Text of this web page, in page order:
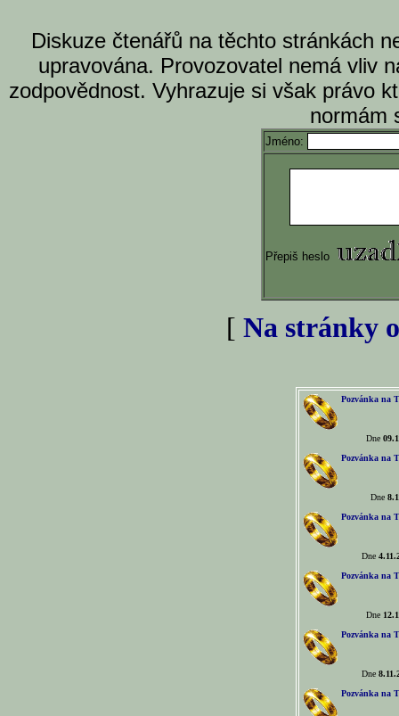
Diskuze čtenářů na těchto stránkách
upravována. Provozovatel nemá vliv
zodpovědnost. Vyhrazuje si však právo
normám
Jméno:
Přepiš heslo
[ Na stránky
Pozvánka na
Dne
Pozvánka na
Dne
Pozvánka na
Dne
Pozvánka na
Dne
Pozvánka na
Dne
Pozvánka na